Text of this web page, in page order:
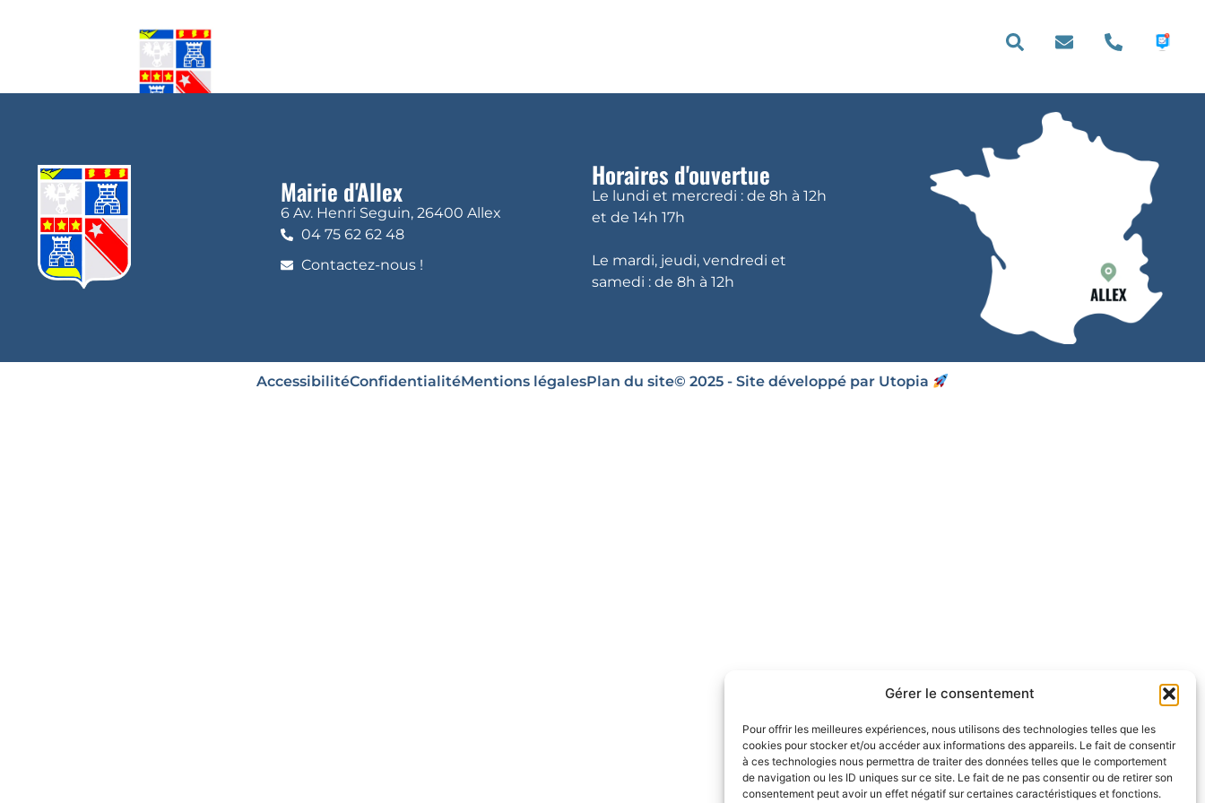
Gérer le consentement
Pour offrir les meilleures expériences, nous utilisons des technologies telles que les
cookies pour stocker et/ou accéder aux informations des appareils. Le fait de consentir
à ces technologies nous permettra de traiter des données telles que le comportement
de navigation ou les ID uniques sur ce site. Le fait de ne pas consentir ou de retirer son
consentement peut avoir un effet négatif sur certaines caractéristiques et fonctions.
Mairie d'Allex
6 Av. Henri Seguin, 26400 Allex
04 75 62 62 48
Contactez-nous !
Horaires d'ouvertue
Le lundi et mercredi : de 8h à 12h
et de 14h 17h
Le mardi, jeudi, vendredi et
samedi : de 8h à 12h
AccessibilitéConfidentialitéMentions légalesPlan du site© 2025 - Site développé par Utopia